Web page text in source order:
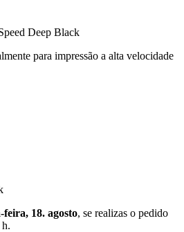
Deep Black
para impressão a alta velocidade
18. agosto, se realizas o pedido
.